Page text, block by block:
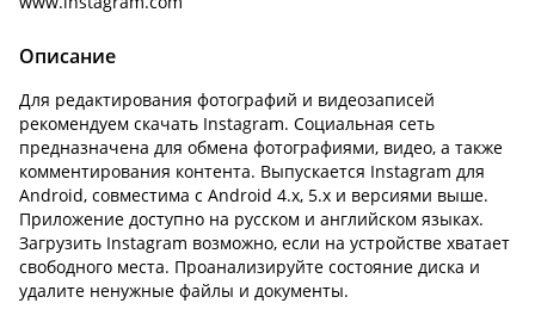
Описание
Для редактирования фотографий и видеозаписей
рекомендуем скачать Instagram. Социальная сеть
предназначена для обмена фотографиями, видео, а также
комментирования контента. Выпускается Instagram для
Android, совместима с Android 4.x, 5.x и версиями выше.
Приложение доступно на русском и английском языках.
Загрузить Instagram возможно, если на устройстве хватает
свободного места. Проанализируйте состояние диска и
удалите ненужные файлы и документы.